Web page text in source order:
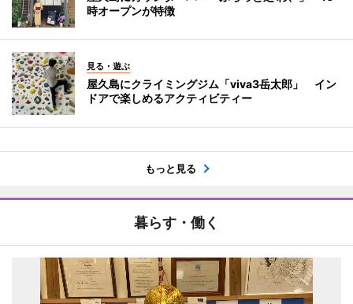
時オープンが特徴
見る・遊ぶ
屋久島にクライミングジム「viva3岳太郎」 イン
ドアで楽しめるアクティビティー
もっと見る
暮らす・働く